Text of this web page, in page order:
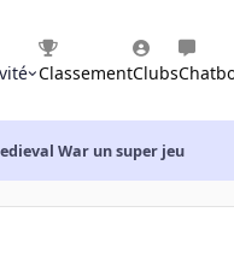
ClassementClubs
War un super jeu